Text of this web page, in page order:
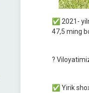
✅ 2021-
47,5 ming
?
✅ Yirik